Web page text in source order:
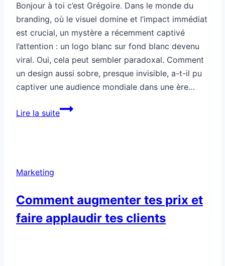
Bonjour à toi c’est Grégoire. Dans le monde du
branding, où le visuel domine et l’impact immédiat
est crucial, un mystère a récemment captivé
l’attention : un logo blanc sur fond blanc devenu
viral. Oui, cela peut sembler paradoxal. Comment
un design aussi sobre, presque invisible, a-t-il pu
captiver une audience mondiale dans une ère…
Lire la suiteUn
viral
Marketing
Comment augmenter tes prix et
faire applaudir tes clients